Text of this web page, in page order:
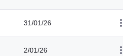
31/01/26
2/01/26